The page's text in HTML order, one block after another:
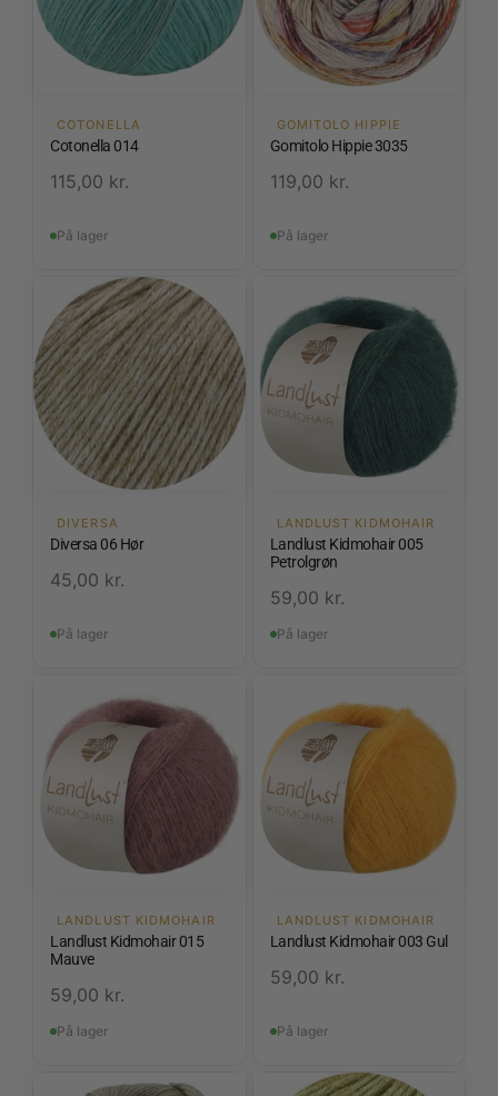
COTONELLA
Cotonella 014
115,00 kr.
På lager
GOMITOLO HIPPIE
Gomitolo Hippie 3035
119,00 kr.
På lager
DIVERSA
Diversa 06 Hør
45,00 kr.
På lager
LANDLUST KIDMOHAIR
Landlust Kidmohair 005
Petrolgrøn
59,00 kr.
På lager
LANDLUST KIDMOHAIR
Landlust Kidmohair 015
Mauve
59,00 kr.
På lager
LANDLUST KIDMOHAIR
Landlust Kidmohair 003 Gul
59,00 kr.
På lager